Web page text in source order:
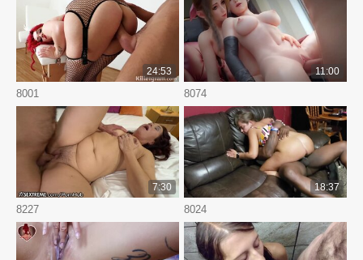
8001
24:53
8074
11:00
8227
7:30
8024
18:37